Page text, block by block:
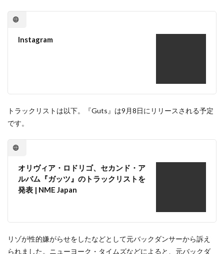
Instagram
トラックリストは以下。『Guts』は9月8日にリリースされる予定
です。
オリヴィア・ロドリゴ、セカンド・ア
ルバム『ガッツ』のトラックリストを
発表 | NME Japan
リゾが性的嫌がらせをしたなどとして元バックダンサーから訴え
られました。ニューヨーク・タイムズなどによると、元バックダ